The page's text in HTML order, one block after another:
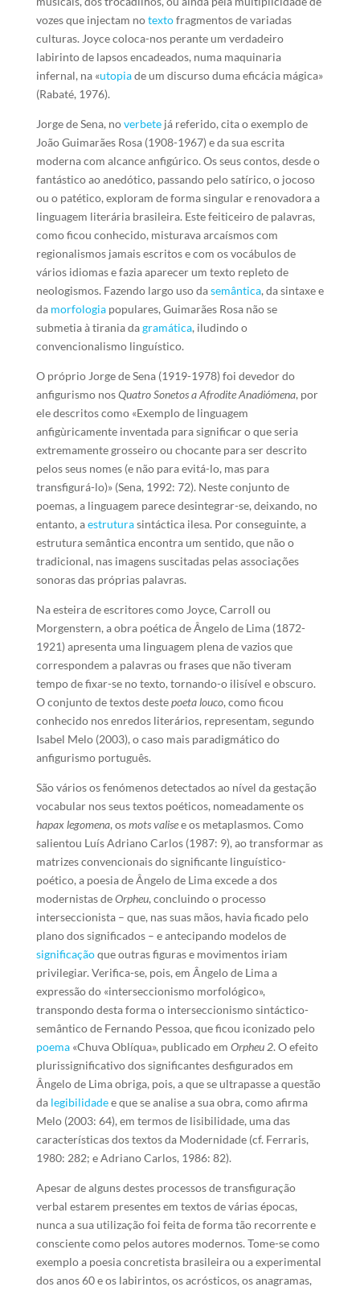
vozes que injectam notextofragmentos de variadas
culturas. Joyce coloca-nos perante um verdadeiro
labirinto de lapsos encadeados, numa maquinaria
infernal, na «utopiade um discurso duma eficácia mágica»
(Rabaté, 1976).
Jorge de Sena, noverbetejá referido, cita o exemplo de
João Guimarães Rosa (1908-1967) e da sua escrita
moderna com alcance anfigúrico. Os seus contos, desde o
fantástico ao anedótico, passando pelo satírico, o jocoso
ou o patético, exploram de forma singular e renovadora a
linguagem literária brasileira. Este feiticeiro de palavras,
como ficou conhecido, misturava arcaísmos com
regionalismos jamais escritos e com os vocábulos de
vários idiomas e fazia aparecer um texto repleto de
neologismos. Fazendo largo uso dasemântica, da sintaxe e
da morfologiapopulares, Guimarães Rosa não se
submetia à tirania dagramática, iludindo o
convencionalismo linguístico.
O próprio Jorge de Sena (1919-1978) foi devedor do
anfigurismo nosQuatro Sonetos a Afrodite Anadiómena, por
ele descritos como «Exemplo de linguagem
anfigùricamente inventada para significar o que seria
extremamente grosseiro ou chocante para ser descrito
pelos seus nomes (e não para evitá-lo, mas para
transfigurá-lo)» (Sena, 1992: 72). Neste conjunto de
poemas, a linguagem parece desintegrar-se, deixando, no
entanto, aestruturasintáctica ilesa. Por conseguinte, a
estrutura semântica encontra um sentido, que não o
tradicional, nas imagens suscitadas pelas associações
sonoras das próprias palavras.
Na esteira de escritores como Joyce, Carroll ou
Morgenstern, a obra poética de Ângelo de Lima (1872-
1921) apresenta uma linguagem plena de vazios que
correspondem a palavras ou frases que não tiveram
tempo de fixar-se no texto, tornando-o ilisível e obscuro.
O conjunto de textos destepoeta louco, como ficou
conhecido nos enredos literários, representam, segundo
Isabel Melo (2003), o caso mais paradigmático do
anfigurismo português.
São vários os fenómenos detectados ao nível da gestação
vocabular nos seus textos poéticos, nomeadamente os
hapax legomena, osmots valisee os metaplasmos. Como
salientou Luís Adriano Carlos (1987: 9), ao transformar as
matrizes convencionais do significante linguístico-
poético, a poesia de Ângelo de Lima excede a dos
modernistas deOrpheu, concluindo o processo
interseccionista – que, nas suas mãos, havia ficado pelo
plano dos significados – e antecipando modelos de
significaçãoque outras figuras e movimentos iriam
privilegiar. Verifica-se, pois, em Ângelo de Lima a
expressão do «interseccionismo morfológico»,
transpondo desta forma o interseccionismo sintáctico-
semântico de Fernando Pessoa, que ficou iconizado pelo
poema«Chuva Oblíqua», publicado em Orpheu 2. O efeito
plurissignificativo dos significantes desfigurados em
Ângelo de Lima obriga, pois, a que se ultrapasse a questão
da legibilidadee que se analise a sua obra, como afirma
Melo (2003: 64), em termos de lisibilidade, uma das
características dos textos da Modernidade (cf. Ferraris,
1980: 282; e Adriano Carlos, 1986: 82).
Apesar de alguns destes processos de transfiguração
verbal estarem presentes em textos de várias épocas,
nunca a sua utilização foi feita de forma tão recorrente e
consciente como pelos autores modernos. Tome-se como
exemplo a poesia concretista brasileira ou a experimental
dos anos 60 e os labirintos, os acrósticos, os anagramas,